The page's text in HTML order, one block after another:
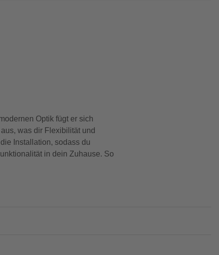
Optik fügt er sich
was dir Flexibilität und
Installation, sodass du
in dein Zuhause. So